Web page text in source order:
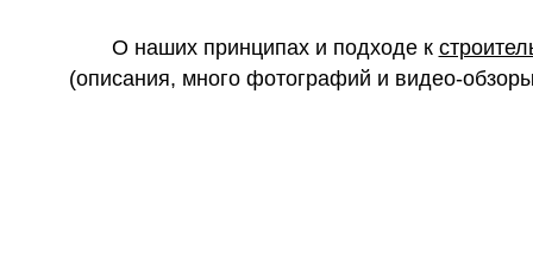
О наших принципах и подходе к
(описания, много фотографий и видео-